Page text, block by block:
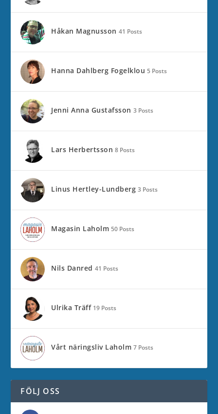
Håkan Magnusson 41 Posts
Hanna Dahlberg Fogelklou 5 Posts
Jenni Anna Gustafsson 3 Posts
Lars Herbertsson 8 Posts
Linus Hertley-Lundberg 3 Posts
Magasin Laholm 50 Posts
Nils Danred 41 Posts
Ulrika Träff 19 Posts
Vårt näringsliv Laholm 7 Posts
FÖLJ OSS